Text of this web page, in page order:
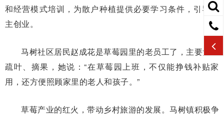
和经营模式培训，为散户种植提供必要学习条件，引导自
主创业。
马树社区居民赵成花是草莓园里的老员工了，主要负责
疏叶、摘果，她说：“在草莓园上班，不仅能挣钱补贴家
用，还方便照顾家里的老人和孩子。”
草莓产业的红火，带动乡村旅游的发展。马树镇积极争